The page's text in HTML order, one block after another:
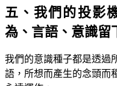
五、我們的投影
為、言語、意識留
我們的意識種子都是透過
語，所想而產生的念頭而